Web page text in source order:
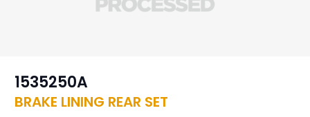
1535250A
BRAKE LINING REAR SET